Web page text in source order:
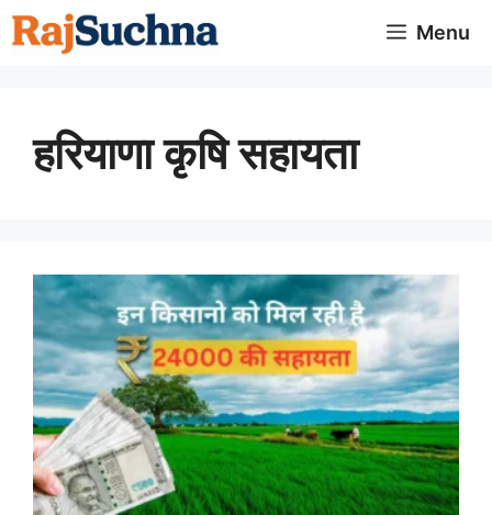
Skip
to
Menu
हरियाणा कृषि सहायता